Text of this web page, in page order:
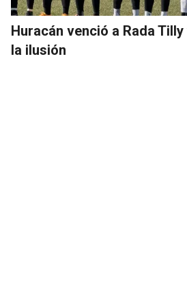
Huracán venció a Rada
la ilusión